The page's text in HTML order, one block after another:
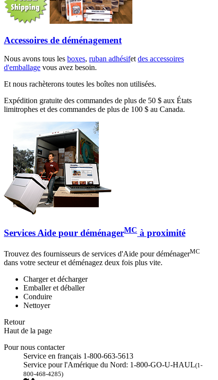
Accessoires de déménagement
Nous avons tous les boxes, ruban adhésifetdes accessoires
d'emballage vous avez besoin.
Et nous rachèterons toutes les boîtes non utilisées.
Expédition gratuite des commandes de plus de 50 $ aux États
limitrophes et des commandes de plus de 100 $ au Canada.
Services Aide pour déménagerMC à proximité
Trouvez des fournisseurs de services d'Aide pour déménagerMC
dans votre secteur et déménagez deux fois plus vite.
Charger et décharger
Emballer et déballer
Conduire
Nettoyer
Retour
Haut de la page
Pour nous contacter
Service en français 1-800-663-5613
Service pour l'Amérique du Nord: 1-800-GO-U-HAUL(1-
800-468-4285)